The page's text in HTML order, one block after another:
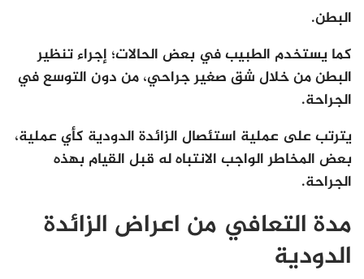
البطن.
كما يستخدم الطبيب في بعض الحالات؛ إجراء تنظير
البطن من خلال شق صغير جراحي، من دون التوسع في
الجراحة.
يترتب على عملية استئصال الزائدة الدودية كأي عملية،
بعض المخاطر الواجب الانتباه له قبل القيام بهذه
الجراحة.
مدة التعافي من اعراض الزائدة
الدودية